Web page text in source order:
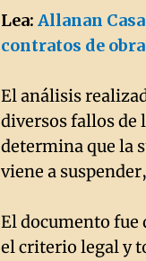
Lea: Allanan
contratos de
El análisis
diversos fallos de
determina que la
viene a
El documento fue
el criterio legal y